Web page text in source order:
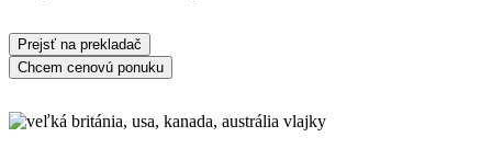
Prejsť na prekladač
Chcem cenovú ponuku